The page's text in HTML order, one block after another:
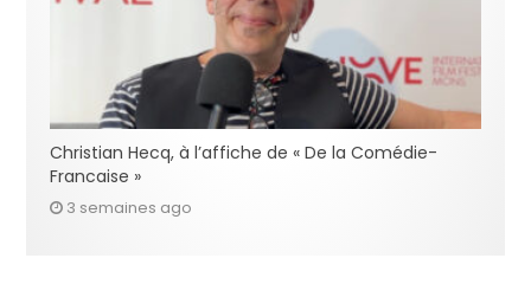
Christian Hecq, à l’affiche de « De la Comédie-
Francaise »
3 semaines ago